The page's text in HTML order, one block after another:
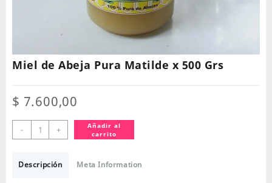
Miel de Abeja Pura Matilde x 500 Grs
$ 7.600,00
-
Miel
de
Pura
+
Añadir al
carrito
Descripción Meta Information